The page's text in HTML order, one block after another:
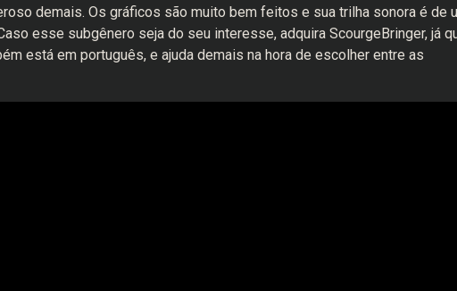
demais. Os gráficos são muito bem feitos e sua trilha sonora é de
esse subgênero seja do seu interesse, adquira ScourgeBringer, já
está em português, e ajuda demais na hora de escolher entre as